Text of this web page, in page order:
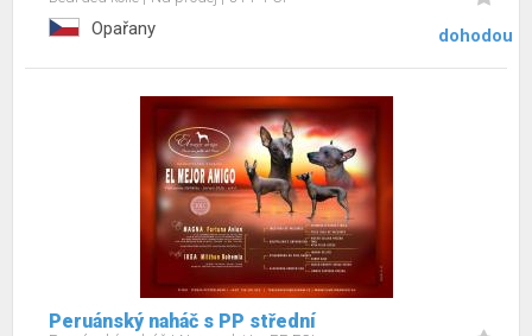
Opařany dohodou
Peruánský naháč s PP střední